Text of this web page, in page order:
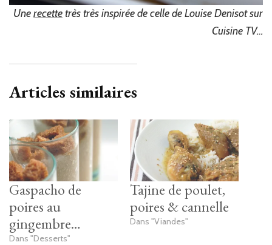
Unerecettetrès très inspirée de celle de Louise Denisot sur
Cuisine TV…
Articles similaires
Gaspacho de
poires au
gingembre…
Dans "Desserts"
Tajine de poulet,
poires & cannelle
Dans "Viandes"